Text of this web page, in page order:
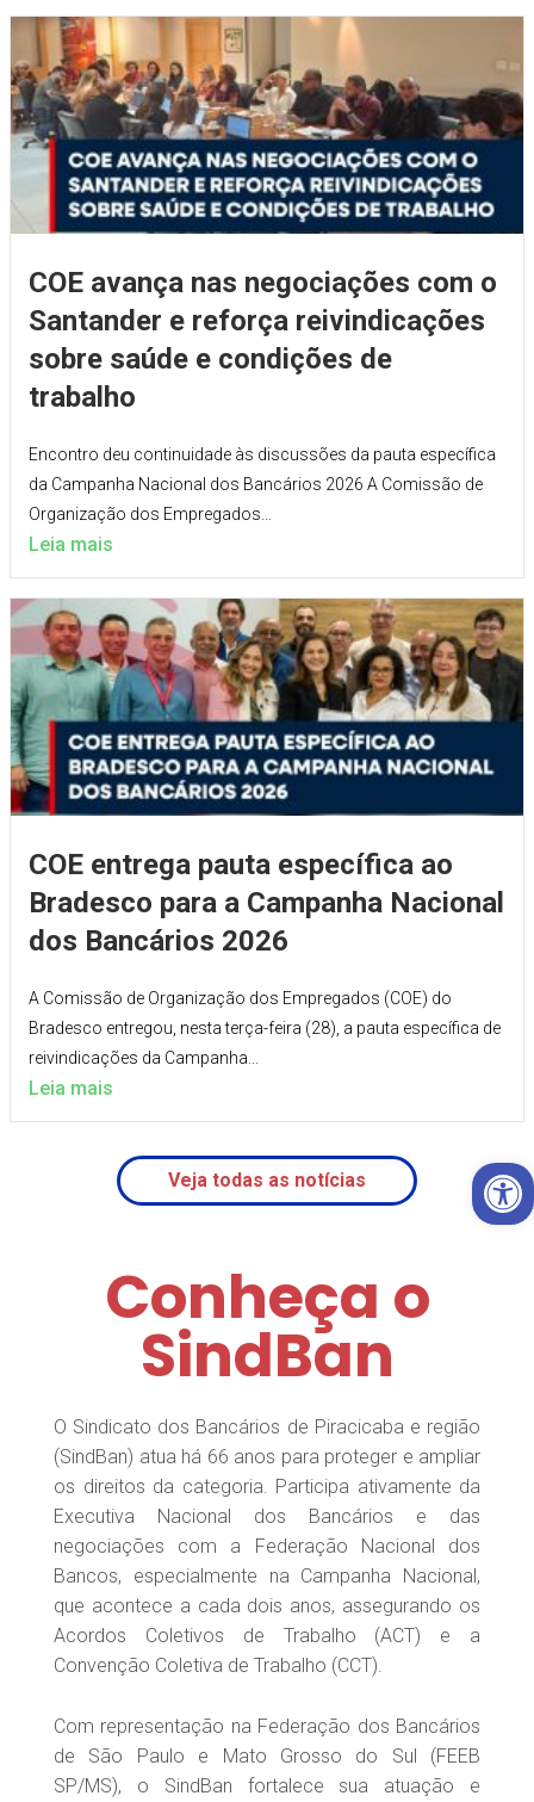
COE avança nas negociações com o
Santander e reforça reivindicações
sobre saúde e condições de
trabalho
Encontro deu continuidade às discussões da pauta específica
da Campanha Nacional dos Bancários 2026 A Comissão de
Organização dos Empregados...
Leia mais
COE entrega pauta específica ao
Bradesco para a Campanha Nacional
dos Bancários 2026
A Comissão de Organização dos Empregados (COE) do
Bradesco entregou, nesta terça-feira (28), a pauta específica de
reivindicações da Campanha...
Leia mais
Veja todas as notícias
Conheça o
SindBan
O Sindicato dos Bancários de Piracicaba e região
(SindBan) atua há 66 anos para proteger e ampliar
os direitos da categoria. Participa ativamente da
Executiva Nacional dos Bancários e das
negociações com a Federação Nacional dos
Bancos, especialmente na Campanha Nacional,
que acontece a cada dois anos, assegurando os
Acordos Coletivos de Trabalho (ACT) e a
Convenção Coletiva de Trabalho (CCT).
Com representação na Federação dos Bancários
de São Paulo e Mato Grosso do Sul (FEEB
SP/MS), o SindBan fortalece sua atuação e